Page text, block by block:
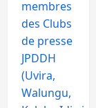
membres
des Clubs
de presse
JPDDH
(Uvira,
Walungu,